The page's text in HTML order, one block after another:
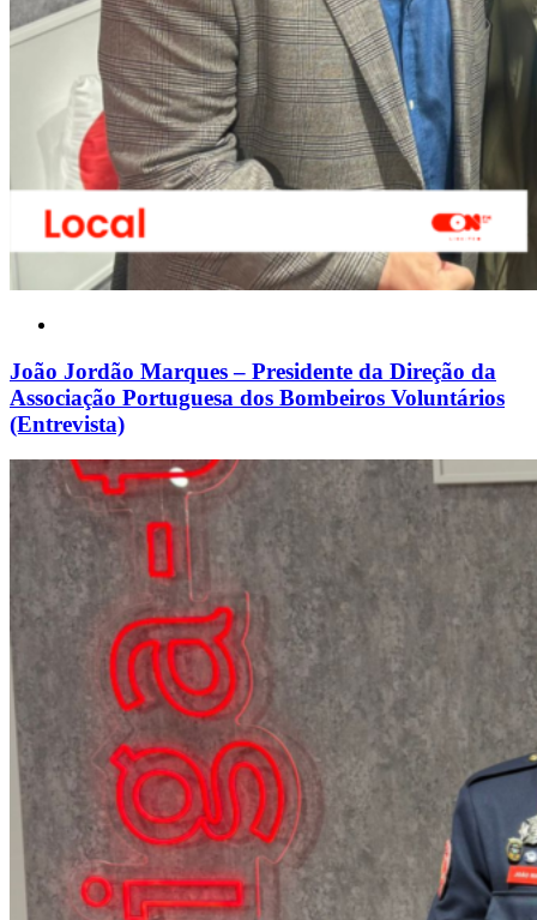
João Jordão Marques – Presidente da Direção da
Associação Portuguesa dos Bombeiros Voluntários
(Entrevista)